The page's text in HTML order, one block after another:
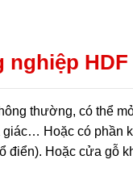
nghiệp
thường, có thể
Hoặc có phần
điển). Hoặc cửa gỗ